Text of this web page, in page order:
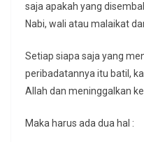
saja apakah yang
Nabi, wali atau malaikat
Setiap siapa saja yang
peribadatannya itu batil,
Allah dan meninggalkan
Maka harus ada dua hal :